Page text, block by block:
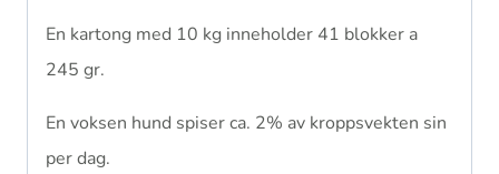
En kartong med 10 kg inneholder 41 blokker a
245 gr.
En voksen hund spiser ca. 2% av kroppsvekten sin
per dag.